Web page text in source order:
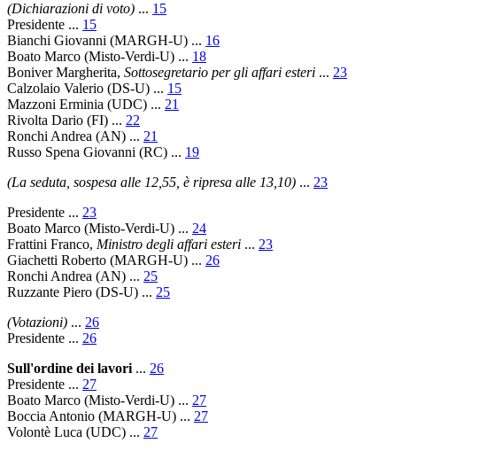
(Dichiarazioni di voto) ... 15
Presidente ... 15
Bianchi Giovanni (MARGH-U) ... 16
Boato Marco (Misto-Verdi-U) ... 18
Boniver Margherita, Sottosegretario per gli affari esteri ... 23
Calzolaio Valerio (DS-U) ... 15
Mazzoni Erminia (UDC) ... 21
Rivolta Dario (FI) ... 22
Ronchi Andrea (AN) ... 21
Russo Spena Giovanni (RC) ... 19
(La seduta, sospesa alle 12,55, è ripresa alle 13,10) ... 23
Presidente ... 23
Boato Marco (Misto-Verdi-U) ... 24
Frattini Franco, Ministro degli affari esteri ... 23
Giachetti Roberto (MARGH-U) ... 26
Ronchi Andrea (AN) ... 25
Ruzzante Piero (DS-U) ... 25
(Votazioni) ... 26
Presidente ... 26
Sull'ordine dei lavori ... 26
Presidente ... 27
Boato Marco (Misto-Verdi-U) ... 27
Boccia Antonio (MARGH-U) ... 27
Volontè Luca (UDC) ... 27